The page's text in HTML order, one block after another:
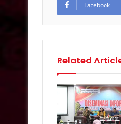
Facebook
Related